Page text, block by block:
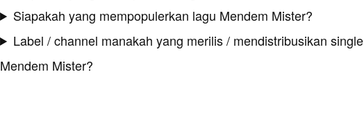
Siapakah yang mempopulerkan lagu Mendem Mister?
Label / channel manakah yang merilis / mendistribusikan single
Mendem Mister?